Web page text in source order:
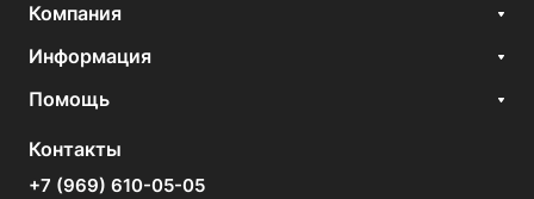
Компания
Информация
Помощь
Контакты
+7 (969) 610-05-05